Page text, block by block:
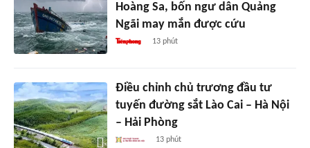
Hoàng Sa, bốn ngư dân Quảng
Ngãi may mắn được cứu
13 phút
Điều chỉnh chủ trương đầu tư
tuyến đường sắt Lào Cai – Hà Nội
– Hải Phòng
13 phút